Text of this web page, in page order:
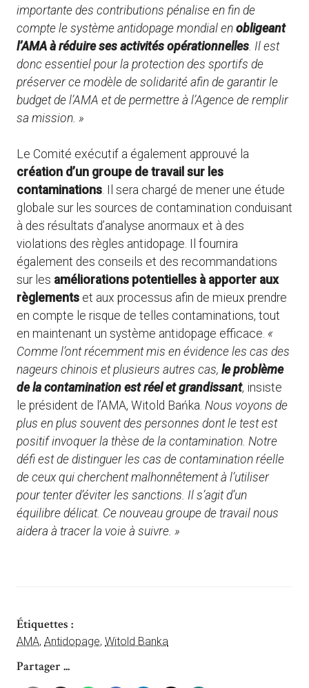
importante des contributions pénalise en fin de
compte le système antidopage mondial en obligeant
l’AMA à réduire ses activités opérationnelles . Il est
donc essentiel pour la protection des sportifs de
préserver ce modèle de solidarité afin de garantir le
budget de l’AMA et de permettre à l’Agence de remplir
sa mission. »
Le Comité exécutif a également approuvé la
création d’un groupe de travail sur les
contaminations. Il sera chargé de mener une étude
globale sur les sources de contamination conduisant
à des résultats d’analyse anormaux et à des
violations des règles antidopage. Il fournira
également des conseils et des recommandations
sur les améliorations potentielles à apporter aux
règlements et aux processus afin de mieux prendre
en compte le risque de telles contaminations, tout
en maintenant un système antidopage efficace. «
Comme l’ont récemment mis en évidence les cas des
nageurs chinois et plusieurs autres cas, le problème
de la contamination est réel et grandissant, insiste
le président de l’AMA, Witold Bańka. Nous voyons de
plus en plus souvent des personnes dont le test est
positif invoquer la thèse de la contamination. Notre
défi est de distinguer les cas de contamination réelle
de ceux qui cherchent malhonnêtement à l’utiliser
pour tenter d’éviter les sanctions. Il s’agit d’un
équilibre délicat. Ce nouveau groupe de travail nous
aidera à tracer la voie à suivre. »
Étiquettes :
AMA, Antidopage, Witold Banka
Partager ...